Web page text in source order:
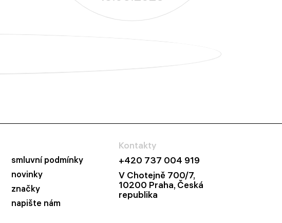
smluvní podmínky
novinky
značky
napište nám
Kontakty
+420 737 004 919
V Chotejně 700/7,
10200 Praha, Česká
republika